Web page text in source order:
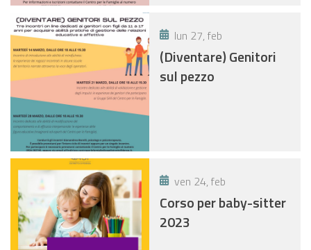
lun 27, feb
(Diventare) Genitori
sul pezzo
ven 24, feb
Corso per baby-sitter
2023